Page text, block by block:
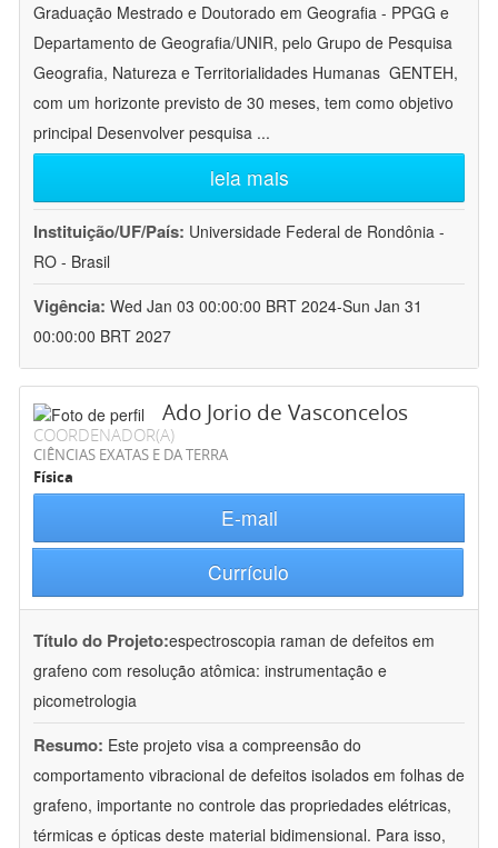
Graduação Mestrado e Doutorado em Geografia - PPGG e
Departamento de Geografia/UNIR, pelo Grupo de Pesquisa
Geografia, Natureza e Territorialidades Humanas  GENTEH,
com um horizonte previsto de 30 meses, tem como objetivo
principal Desenvolver pesquisa ...
leia mais
Instituição/UF/País: Universidade Federal de Rondônia -
RO - Brasil
Vigência: Wed Jan 03 00:00:00 BRT 2024-Sun Jan 31
00:00:00 BRT 2027
Ado Jorio de Vasconcelos
COORDENADOR(A)
CIÊNCIAS EXATAS E DA TERRA
Física
E-mail
Currículo
Título do Projeto:espectroscopia raman de defeitos em
grafeno com resolução atômica: instrumentação e
picometrologia
Resumo: Este projeto visa a compreensão do
comportamento vibracional de defeitos isolados em folhas de
grafeno, importante no controle das propriedades elétricas,
térmicas e ópticas deste material bidimensional. Para isso,